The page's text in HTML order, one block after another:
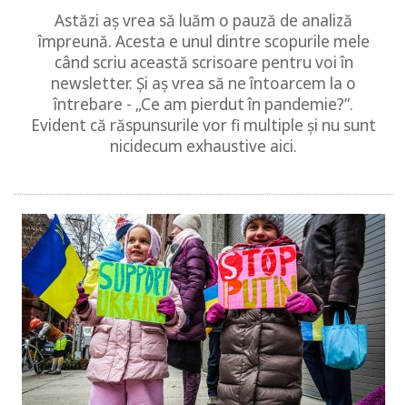
Astăzi aș vrea să luăm o pauză de analiză
împreună. Acesta e unul dintre scopurile mele
când scriu această scrisoare pentru voi în
newsletter. Și aș vrea să ne întoarcem la o
întrebare - „Ce am pierdut în pandemie?”.
Evident că răspunsurile vor fi multiple și nu sunt
nicidecum exhaustive aici.